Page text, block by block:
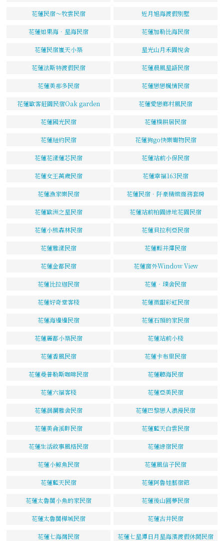
花蓮民宿～牧雲民宿 近月旭海渡假別墅
花蓮如果海．星海民宿 花蓮加勒比海民宿
花蓮民宿嵐天小築 星光山月禾園悅舍
花蓮法斯特渡假民宿 花蓮晨風星語民宿
花蓮美那多民宿 花蓮戀戀楓情民宿
花蓮歐客莊園民宿Oak garden 花蓮愛戀鄉村風民宿
花蓮國光民宿 花蓮樸耕居民宿
花蓮紐約民宿 花蓮狗go快樂寵物民宿
花蓮花漾蓮芯民宿 花蓮站前小保民宿
花蓮女王萬歲民宿 花蓮幸福163民宿
花蓮漁家樂民宿 花蓮民宿．阡豪精緻商務套房
花蓮歐洲之星民宿 花蓮站前柏園綠地花園民宿
花蓮小熊森林民宿 花蓮貝拉利亞民宿
花蓮雅漾民宿 花蓮輕井澤民宿
花蓮金都民宿 花蓮窗外Window View
花蓮比拉迦民宿 花蓮‧璞舍民宿
花蓮好奇堂客棧 花蓮微甜彩虹民宿
花蓮海邊邊民宿 花蓮石頭的家民宿
花蓮麗都小築民宿 花蓮站前小棧
花蓮香風民宿 花蓮卡布里民宿
花蓮曼普勒斯咖啡民宿 花蓮聽海民宿
花蓮六福客棧 花蓮亞美民宿
花蓮洄瀾雅舍民宿 花蓮巴黎戀人浪漫民宿
花蓮美侖溪畔民宿 花蓮藍天白雲民宿
花蓮生活故事風格民宿 花蓮綠宿民宿
花蓮小鯨魚民宿 花蓮風信子民宿
花蓮藍天民宿 花蓮阿魯娃藝宿館
花蓮太魯閣小魚的家民宿 花蓮後山圓夢民宿
花蓮太魯閣樺城民宿 花蓮古井民宿
花蓮七海灣民宿 花蓮七星潭日月星海濱渡假休閒民宿